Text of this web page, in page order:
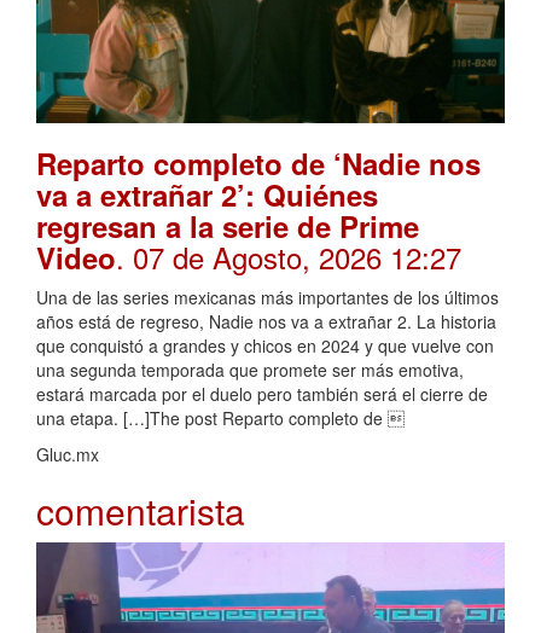
Reparto completo de ‘Nadie nos
va a extrañar 2’: Quiénes
regresan a la serie de Prime
Video. 07 de Agosto, 2026 12:27
Una de las series mexicanas más importantes de los últimos
años está de regreso, Nadie nos va a extrañar 2. La historia
que conquistó a grandes y chicos en 2024 y que vuelve con
una segunda temporada que promete ser más emotiva,
estará marcada por el duelo pero también será el cierre de
una etapa. […]The post Reparto completo de 
Gluc.mx
comentarista